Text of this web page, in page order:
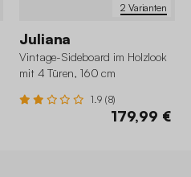
2 Varianten
Juliana
Vintage-Sideboard im Holzlook
mit 4 Türen, 160 cm
1.9 (8)
179,99 €